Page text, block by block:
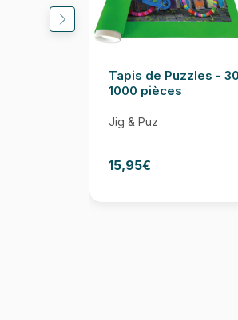
Tapis de Puzzles -
1000 pièces
Jig & Puz
15,95€